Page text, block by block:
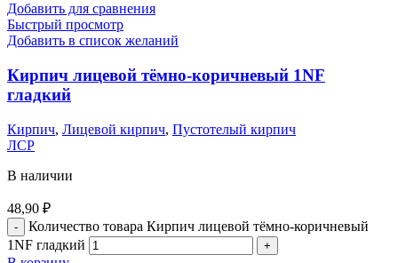
Добавить для сравнения
Быстрый просмотр
Добавить в список желаний
Кирпич лицевой тёмно-коричневый 1NF
гладкий
Кирпич, Лицевой кирпич, Пустотелый кирпич
ЛСР
В наличии
48,90 ₽
Количество товара Кирпич лицевой тёмно-коричневый
1NF гладкий